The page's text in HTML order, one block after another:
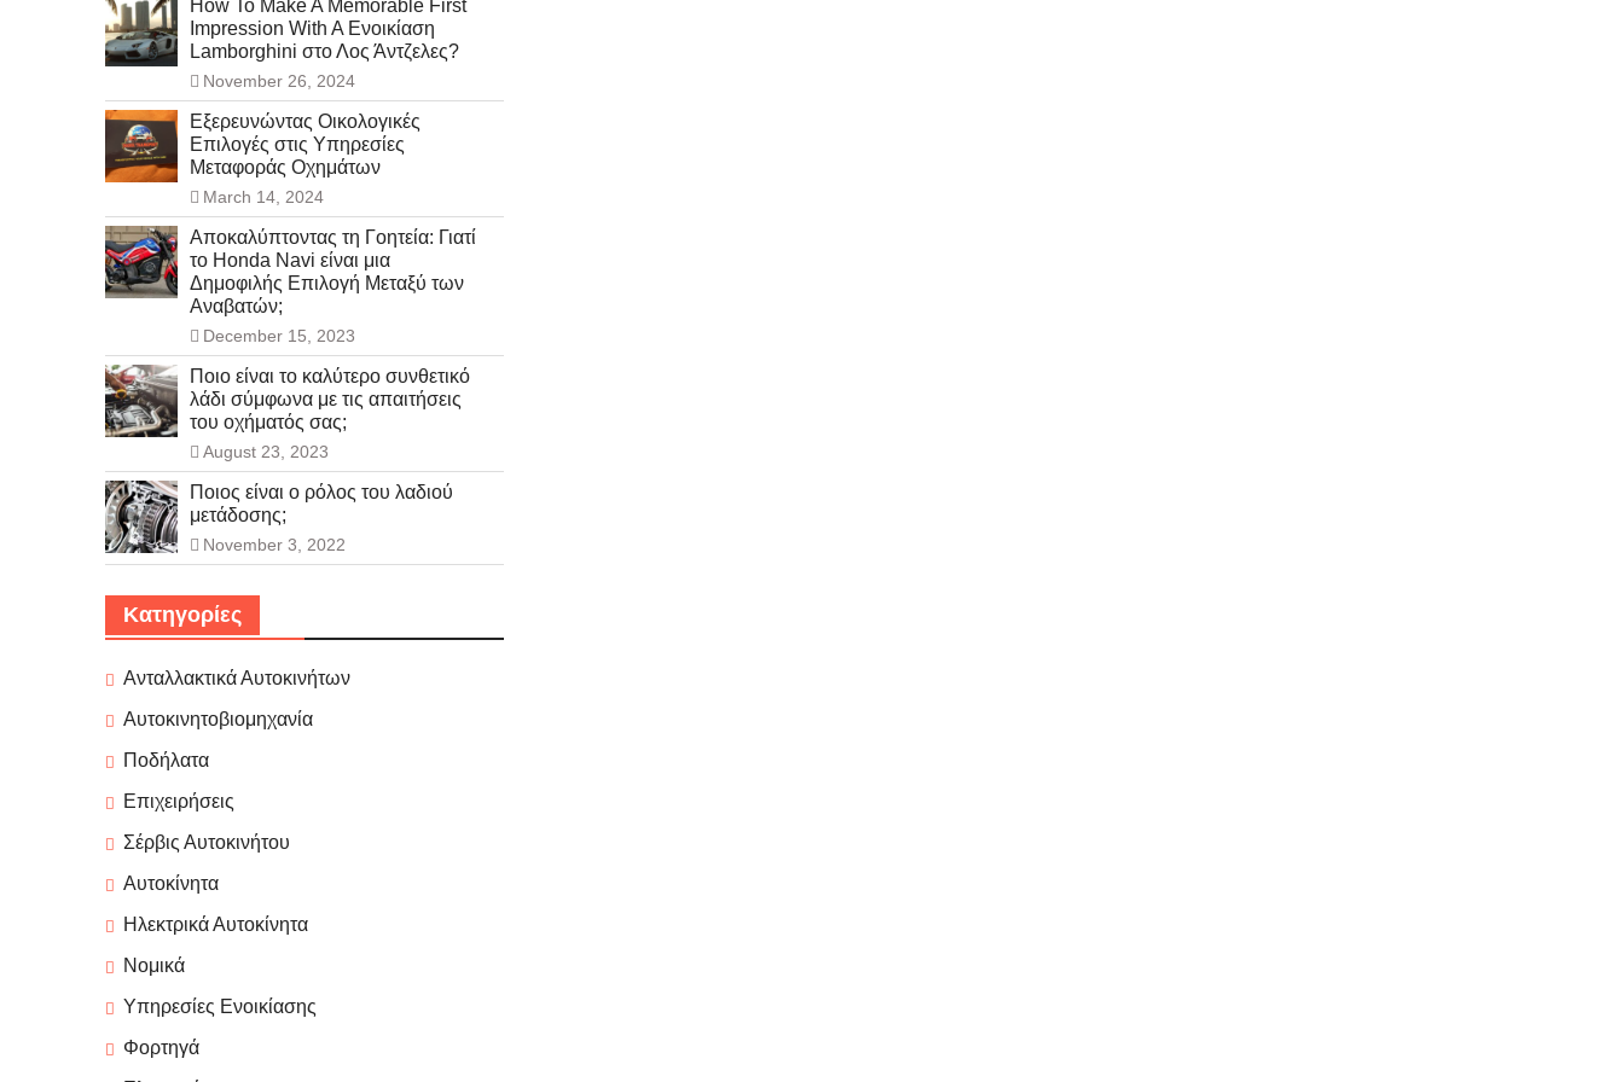
How To Make A Memorable First
Impression With A Ενοικίαση
Lamborghini στο Λος Άντζελες?
November 26, 2024
Εξερευνώντας Οικολογικές
Επιλογές στις Υπηρεσίες
Μεταφοράς Οχημάτων
March 14, 2024
Αποκαλύπτοντας τη Γοητεία: Γιατί
το Honda Navi είναι μια
Δημοφιλής Επιλογή Μεταξύ των
Αναβατών;
December 15, 2023
Ποιο είναι το καλύτερο συνθετικό
λάδι σύμφωνα με τις απαιτήσεις
του οχήματός σας;
August 23, 2023
Ποιος είναι ο ρόλος του λαδιού
μετάδοσης;
November 3, 2022
Κατηγορίες
Ανταλλακτικά Αυτοκινήτων
Αυτοκινητοβιομηχανία
Ποδήλατα
Επιχειρήσεις
Σέρβις Αυτοκινήτου
Αυτοκίνητα
Ηλεκτρικά Αυτοκίνητα
Νομικά
Υπηρεσίες Ενοικίασης
Φορτηγά